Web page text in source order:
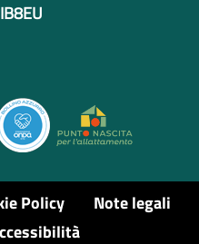
Policy
Note legali